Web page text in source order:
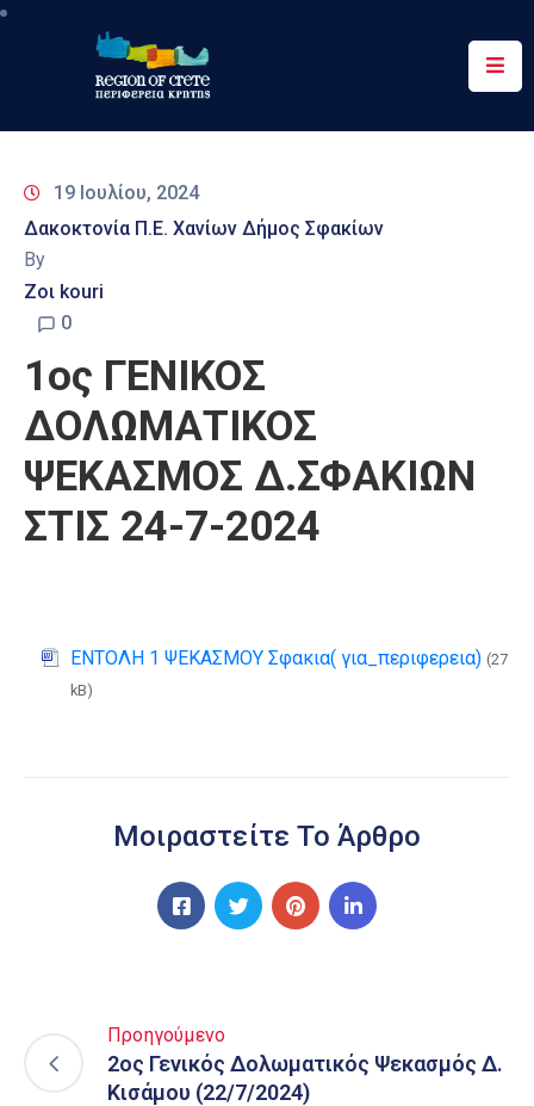
Περιφέρεια
&
Δράσεις
Ψηφιακές
Επικοινωνία
19 Ιουλίου, 2024
Δακοκτονία Π.Ε. Χανίων Δήμος Σφακίων
By
Ζοι kouri
0
1ος ΓΕΝΙΚΟΣ
ΔΟΛΩΜΑΤΙΚΟΣ
ΨΕΚΑΣΜΟΣ Δ.ΣΦΑΚΙΩΝ
ΣΤΙΣ 24-7-2024
ΕΝΤΟΛΗ 1 ΨΕΚΑΣΜΟΥ Σφακια( για_περιφερεια) (27
kB)
Μοιραστείτε Το Άρθρο
Προηγούμενο
2ος Γενικός Δολωματικός Ψεκασμός Δ.
Κισάμου (22/7/2024)